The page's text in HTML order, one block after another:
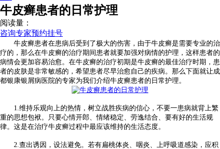
牛皮癣患者的日常护理
阅读量：
咨询专家预约挂号
牛皮癣患者在患病后受到了极大的伤害，由于牛皮癣是需要专业的治
疗的，那么在牛皮癣的治疗期间患者就要加强对病情的护理，这样患者的
病情会更加容易治愈。在牛皮癣的治疗初期是牛皮癣的最佳治疗时期，患
者的皮肤是非常敏感的，希望患者尽早治愈自己的疾病。那么下面就让成
都银康银屑病医院的专家为我们介绍牛皮癣患者的日常护理。
1.维持乐观向上的热情，树立战胜疾病的信心，不要一患病就背上繁
重的思想包袱。只要心情开郎、情绪稳定、劳逸结合、要有好的生活规
律。这是在治疗牛皮癣过程中最应该维持的生活态度。
2.查出诱因，设法避免。若有扁桃体炎、咽炎、上呼吸道感染，应积